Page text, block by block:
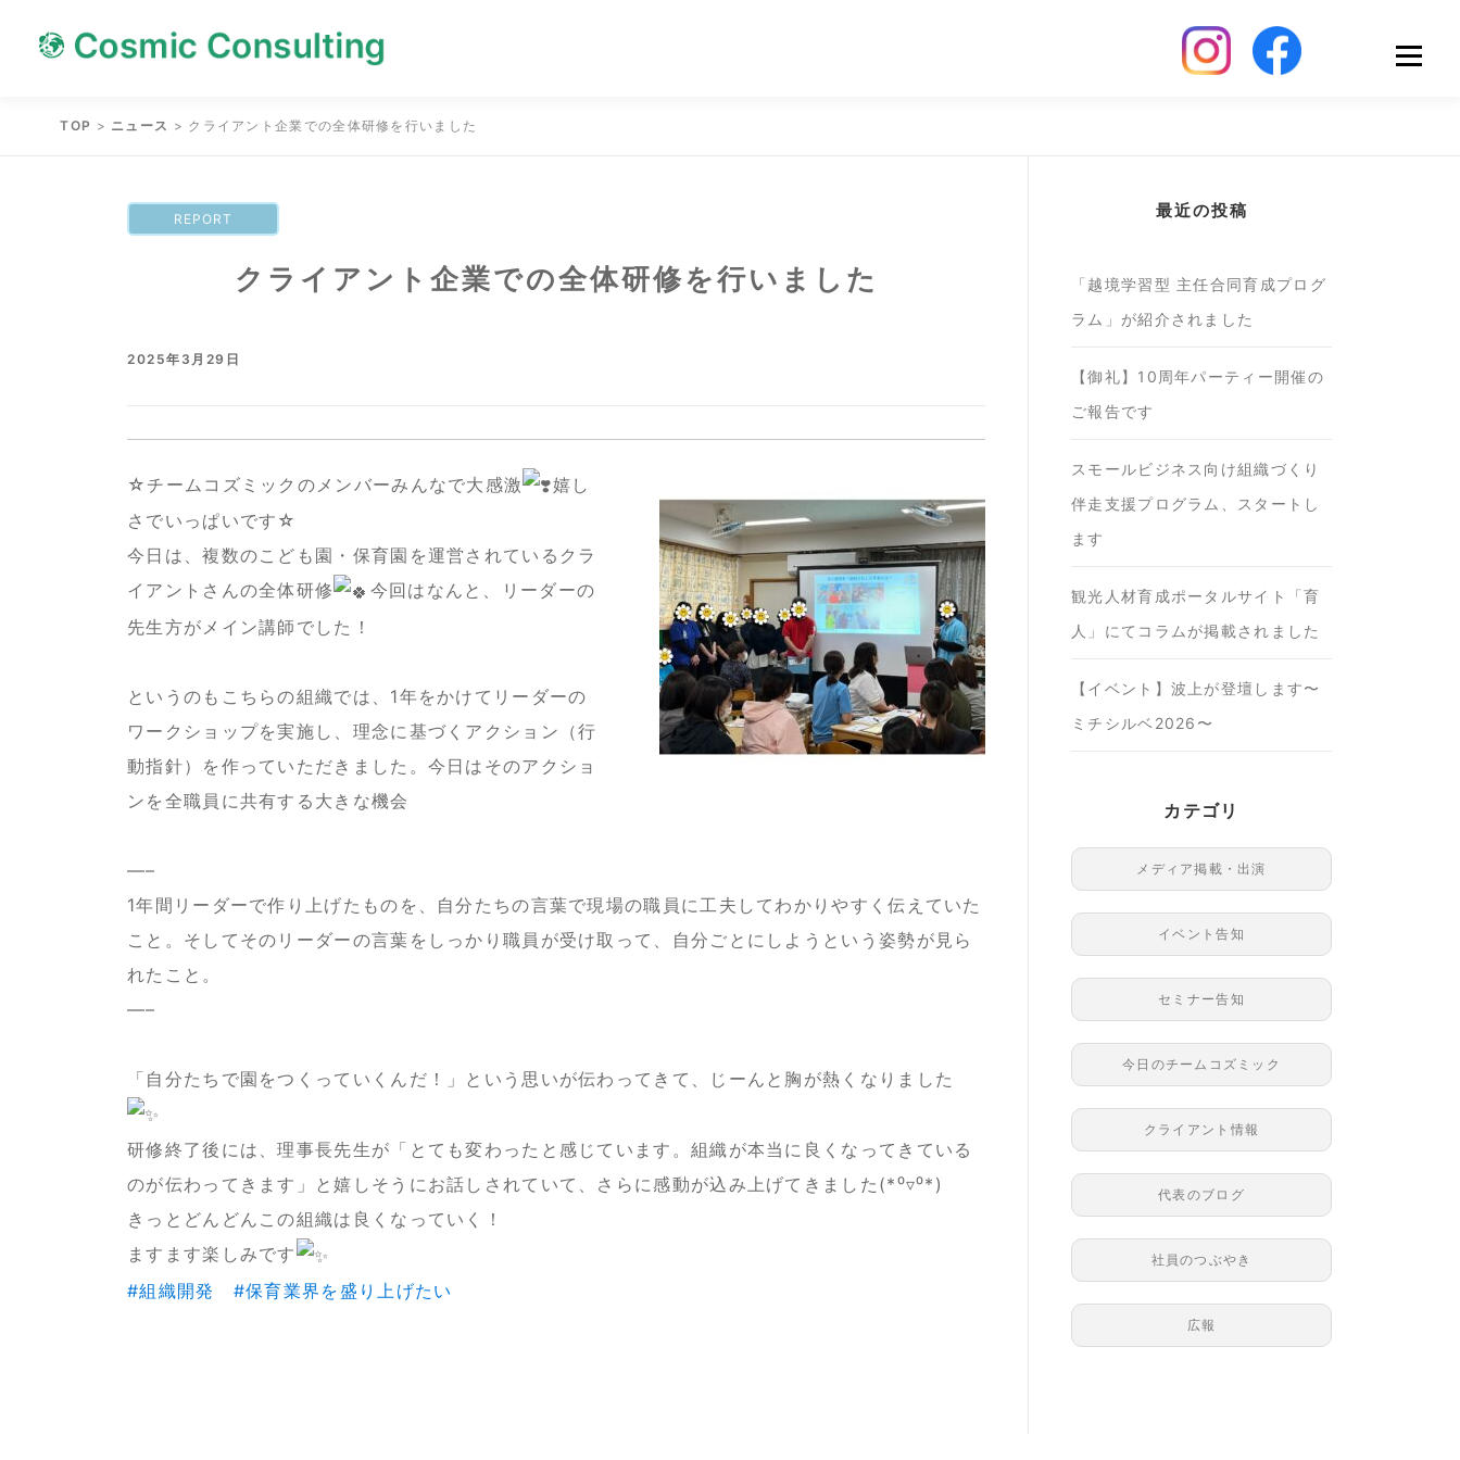
Menu
TOP > ニュース > クライアント企業での全体研修を行いました
REPORT
クライアント企業での全体研修を行いました
2025年3月29日
☆チームコズミックのメンバーみんなで大感激
嬉し
さでいっぱいです☆
今日は、複数のこども園・保育園を運営されているクラ
イアントさんの全体研修
今回はなんと、リーダーの
先生方がメイン講師でした！
というのもこちらの組織では、1年をかけてリーダーの
ワークショップを実施し、理念に基づくアクション（行
動指針）を作っていただきました。今日はそのアクショ
ンを全職員に共有する大きな機会
—–
1年間リーダーで作り上げたものを、自分たちの言葉で現場の職員に工夫してわかりやすく伝えていた
こと。そしてそのリーダーの言葉をしっかり職員が受け取って、自分ごとにしようという姿勢が見ら
れたこと。
—–
「自分たちで園をつくっていくんだ！」という思いが伝わってきて、じーんと胸が熱くなりました
研修終了後には、理事長先生が「とても変わったと感じています。組織が本当に良くなってきている
のが伝わってきます」と嬉しそうにお話しされていて、さらに感動が込み上げてきました(*⁰▿⁰*)
きっとどんどんこの組織は良くなっていく！
ますます楽しみです
#組織開発
#保育業界を盛り上げたい
最近の投稿
「越境学習型 主任合同育成プログ
ラム」が紹介されました
【御礼】10周年パーティー開催の
ご報告です
スモールビジネス向け組織づくり
伴走支援プログラム、スタートし
ます
観光人材育成ポータルサイト「育
人」にてコラムが掲載されました
【イベント】波上が登壇します〜
ミチシルベ2026〜
カテゴリ
メディア掲載・出演
イベント告知
セミナー告知
今日のチームコズミック
クライアント情報
代表のブログ
社員のつぶやき
広報